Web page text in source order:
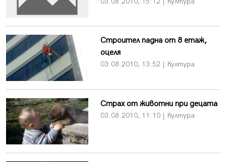
Строител падна от 8 етаж,
оцеля
03.08.2010, 13:52 | Култура
Страх от животни при децата
03.08.2010, 11:10 | Култура